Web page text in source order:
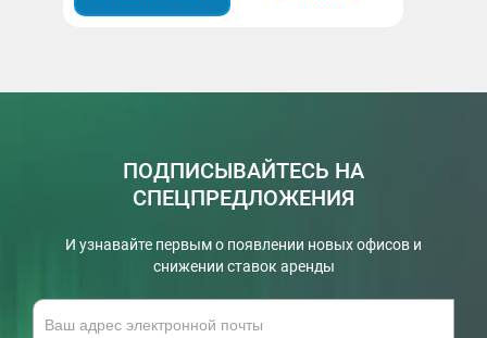
ПОДПИСЫВАЙТЕСЬ НА
СПЕЦПРЕДЛОЖЕНИЯ
И узнавайте первым о появлении новых офисов и
снижении ставок аренды